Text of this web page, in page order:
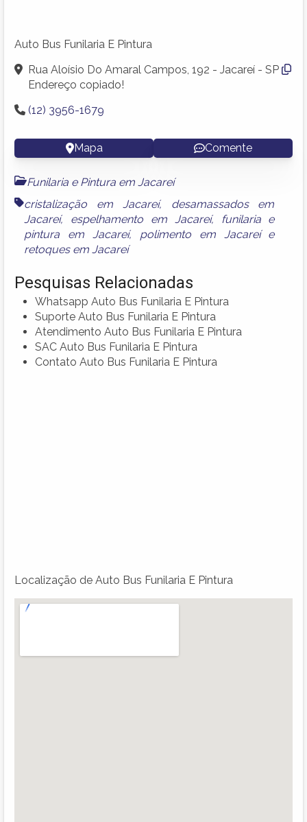
Auto Bus Funilaria E Pintura
Rua Aloísio Do Amaral Campos, 192 - Jacareí - SP
Endereço copiado!
(12) 3956-1679
Mapa Comente
Funilaria e Pintura em Jacareí
cristalização em Jacareí, desamassados em
Jacareí, espelhamento em Jacareí,
funilaria e
pintura em Jacareí, polimento em Jacareíe
retoques em Jacareí
Pesquisas Relacionadas
Whatsapp Auto Bus Funilaria E Pintura
Suporte Auto Bus Funilaria E Pintura
Atendimento Auto Bus Funilaria E Pintura
SAC Auto Bus Funilaria E Pintura
Contato Auto Bus Funilaria E Pintura
Localização de Auto Bus Funilaria E Pintura